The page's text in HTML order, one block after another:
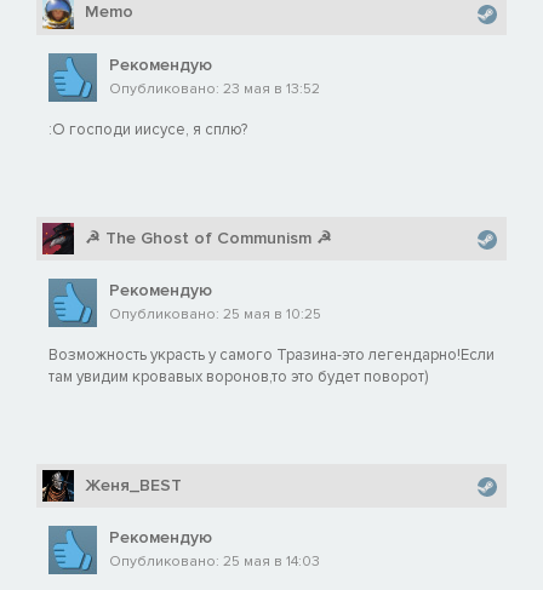
Memo
Рекомендую
Опубликовано: 23 мая в 13:52
:O господи иисусе, я сплю?
☭ The Ghost of Communism ☭
Рекомендую
Опубликовано: 25 мая в 10:25
Возможность украсть у самого Тразина-это легендарно!Если
там увидим кровавых воронов,то это будет поворот)
Женя_BEST
Рекомендую
Опубликовано: 25 мая в 14:03